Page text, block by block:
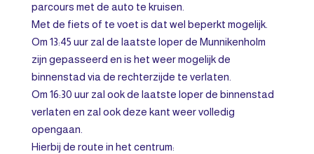
parcours met de auto te kruisen.
Met de fiets of te voet is dat wel beperkt mogelijk.
Om 13:45 uur zal de laatste loper de Munnikenholm
zijn gepasseerd en is het weer mogelijk de
binnenstad via de rechterzijde te verlaten.
Om 16:30 uur zal ook de laatste loper de binnenstad
verlaten en zal ook deze kant weer volledig
opengaan.
Hierbij de route in het centrum: